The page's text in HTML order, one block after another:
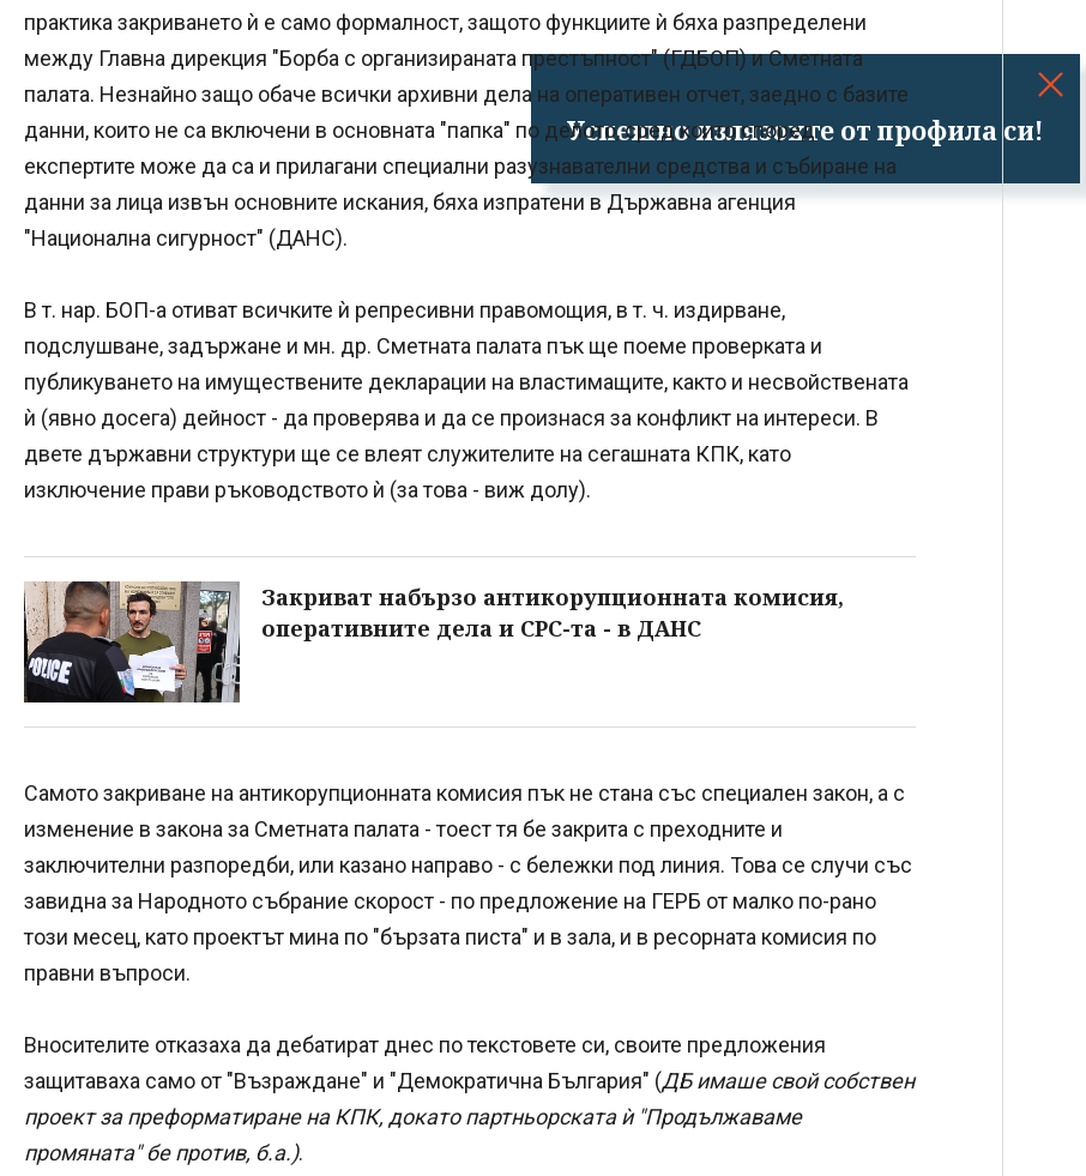
Успешно излязохте от профила си!
практика закриването ѝ е само формалност, защото функциите ѝ бяха разпределени
между Главна дирекция "Борба с организираната престъпност" (ГДБОП) и Сметната
палата. Незнайно защо обаче всички архивни дела на оперативен отчет, заедно с базите
данни, които не са включени в основната "папка" по делото, сред които според
експертите може да са и прилагани специални разузнавателни средства и събиране на
данни за лица извън основните искания, бяха изпратени в Държавна агенция
"Национална сигурност" (ДАНС).
В т. нар. БОП-а отиват всичките ѝ репресивни правомощия, в т. ч. издирване,
подслушване, задържане и мн. др. Сметната палата пък ще поеме проверката и
публикуването на имуществените декларации на властимащите, както и несвойствената
ѝ (явно досега) дейност - да проверява и да се произнася за конфликт на интереси. В
двете държавни структури ще се влеят служителите на сегашната КПК, като
изключение прави ръководството ѝ (за това - виж долу).
Закриват набързо антикорупционната комисия,
оперативните дела и СРС-та - в ДАНС
Самото закриване на антикорупционната комисия пък не стана със специален закон, а с
изменение в закона за Сметната палата - тоест тя бе закрита с преходните и
заключителни разпоредби, или казано направо - с бележки под линия. Това се случи със
завидна за Народното събрание скорост - по предложение на ГЕРБ от малко по-рано
този месец, като проектът мина по "бързата писта" и в зала, и в ресорната комисия по
правни въпроси.
Вносителите отказаха да дебатират днес по текстовете си, своите предложения
защитаваха само от "Възраждане" и "Демократична България" (ДБ имаше свой собствен
проект за преформатиране на КПК, докато партньорската ѝ "Продължаваме
промяната" бе против, б.а.).